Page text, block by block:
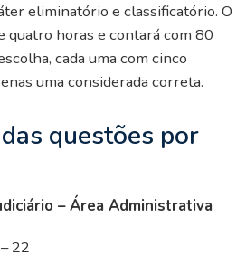
eliminatório e classificatório. O
quatro horas e contará com 80
cada uma com cinco
uma considerada correta.
questões por
– Área Administrativa
22